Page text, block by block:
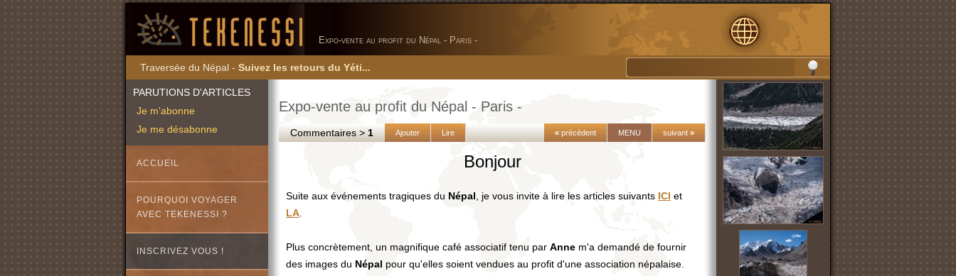
Expo-vente au profit du Népal - Paris -
Traversée du Népal - Suivez les retours du Yéti...
PARUTIONS D'ARTICLES
Je m'abonne
Je me désabonne
ACCUEIL
POURQUOI VOYAGER
AVEC TEKENESSI ?
INSCRIVEZ VOUS !
Expo-vente au profit du Népal - Paris -
Commentaires >1 Ajouter Lire suivant »
MENU
« précédent
Bonjour
Suite aux événements tragiques du Népal , je vous invite à lire les articles suivants ICI et
LA
Plus concrètement, un magnifique café associatif tenu par Anne m'a demandé de fournir
des images du Népal pour qu'elles soient vendues au profit d'une association népalaise.